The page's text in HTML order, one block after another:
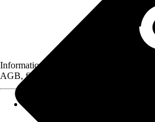
Informationen des Verkäufers, wie z. B.
AGB, finden Sie bei Klick auf den